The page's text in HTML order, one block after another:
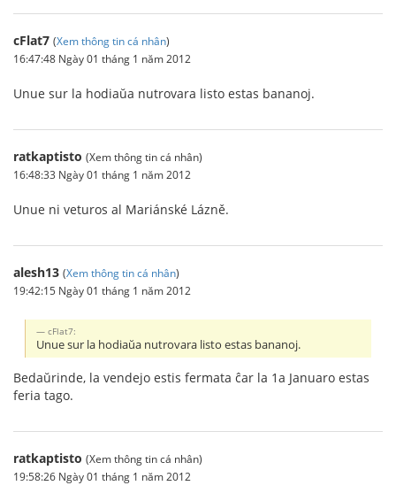
cFlat7 (Xem thông tin cá nhân)
16:47:48 Ngày 01 tháng 1 năm 2012
Unue sur la hodiaŭa nutrovara listo estas bananoj.
ratkaptisto (Xem thông tin cá nhân)
16:48:33 Ngày 01 tháng 1 năm 2012
Unue ni veturos al Mariánské Lázně.
alesh13 (Xem thông tin cá nhân)
19:42:15 Ngày 01 tháng 1 năm 2012
cFlat7:
Unue sur la hodiaŭa nutrovara listo estas bananoj.
Bedaŭrinde, la vendejo estis fermata ĉar la 1a Januaro estas
feria tago.
ratkaptisto (Xem thông tin cá nhân)
19:58:26 Ngày 01 tháng 1 năm 2012